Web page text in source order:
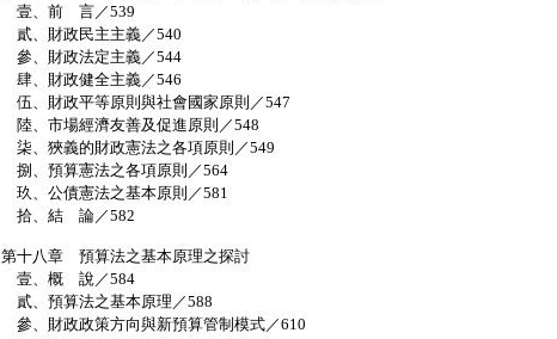
壹、前 言／539
貳、財政民主主義／540
參、財政法定主義／544
肆、財政健全主義／546
伍、財政平等原則與社會國家原則／547
陸、市場經濟友善及促進原則／548
柒、狹義的財政憲法之各項原則／549
捌、預算憲法之各項原則／564
玖、公債憲法之基本原則／581
拾、結 論／582
第十八章 預算法之基本原理之探討
壹、概 說／584
貳、預算法之基本原理／588
參、財政政策方向與新預算管制模式／610